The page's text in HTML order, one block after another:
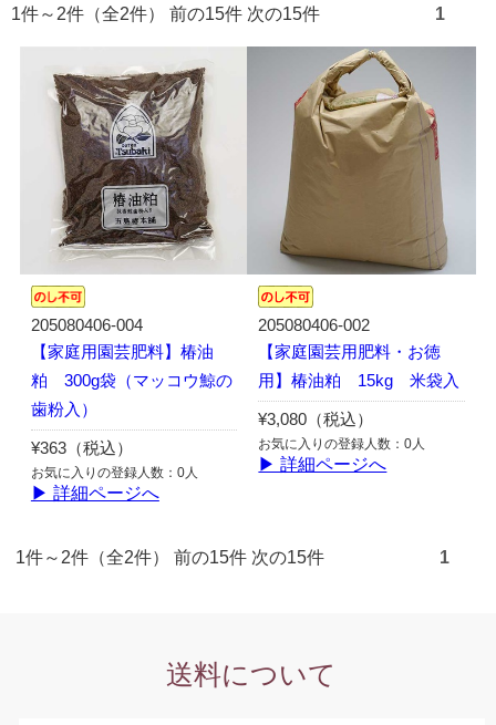
1件～2件（全2件） 前の15件 次の15件 1
205080406-004
【家庭用園芸肥料】椿油
粕 300g袋（マッコウ鯨の
歯粉入）
¥363（税込）
お気に入りの登録人数：0人
▶ 詳細ページへ
205080406-002
【家庭園芸用肥料・お徳
用】椿油粕 15kg 米袋入
¥3,080（税込）
お気に入りの登録人数：0人
▶ 詳細ページへ
1件～2件（全2件） 前の15件 次の15件 1
送料について